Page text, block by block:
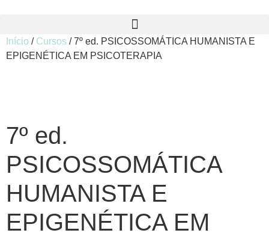
Início / Cursos / 7º ed. PSICOSSOMÁTICA HUMANISTA E
EPIGENÉTICA EM PSICOTERAPIA
7º ed.
PSICOSSOMÁTICA
HUMANISTA E
EPIGENÉTICA EM